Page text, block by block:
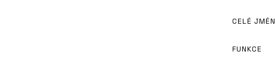
CELÉ
FUNKCE